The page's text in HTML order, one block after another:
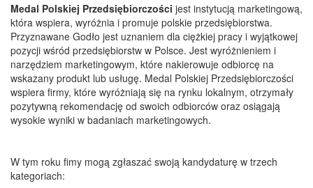
Medal Polskiej Przedsiębiorczości jest instytucją marketingową,
która wspiera, wyróżnia i promuje polskie przedsiębiorstwa.
Przyznawane Godło jest uznaniem dla ciężkiej pracy i wyjątkowej
pozycji wśród przedsiębiorstw w Polsce. Jest wyróżnieniem i
narzędziem marketingowym, które nakierowuje odbiorcę na
wskazany produkt lub usługę. Medal Polskiej Przedsiębiorczości
wspiera firmy, które wyróżniają się na rynku lokalnym, otrzymały
pozytywną rekomendację od swoich odbiorców oraz osiągają
wysokie wyniki w badaniach marketingowych.
W tym roku fimy mogą zgłaszać swoją kandydaturę w trzech
kategoriach: